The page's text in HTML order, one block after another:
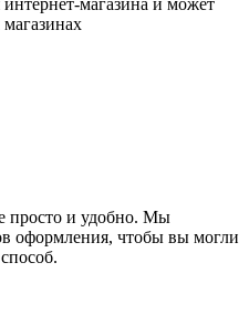
просто и удобно. Мы
оформления, чтобы вы могли